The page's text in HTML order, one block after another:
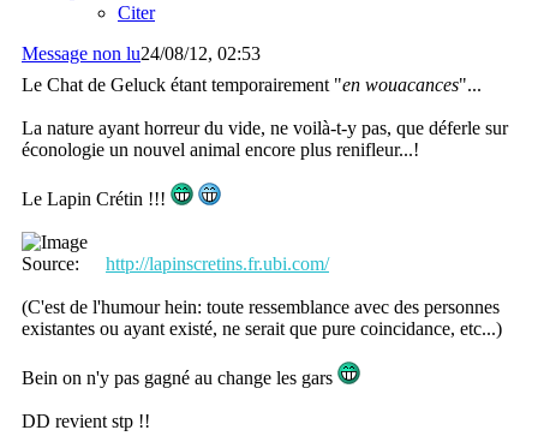
Citer
Message non lu24/08/12, 02:53
Le Chat de Geluck étant temporairement "en wouacances"...
La nature ayant horreur du vide, ne voilà-t-y pas, que déferle sur
éconologie un nouvel animal encore plus renifleur...!
Le Lapin Crétin !!!
Source: http://lapinscretins.fr.ubi.com/
(C'est de l'humour hein: toute ressemblance avec des personnes
existantes ou ayant existé, ne serait que pure coincidance, etc...)
Bein on n'y pas gagné au change les gars
DD revient stp !!